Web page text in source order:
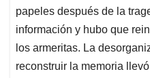
papeles después de la
información y hubo que
los armeritas. La
reconstruir la memoria